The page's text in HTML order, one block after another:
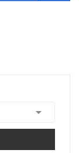
